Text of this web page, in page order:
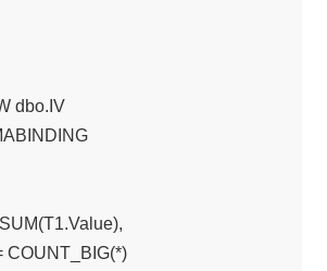
dbo.IV
SUM(T1.Value),
COUNT_BIG(*)